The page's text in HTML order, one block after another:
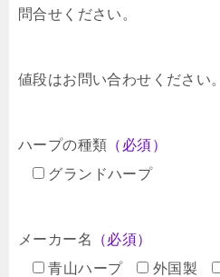
問合せください。
値段はお問い合わせください。
ハープの種類 （必須）
グランドハープ
メーカー名
（必須）
青山ハープ
外国製